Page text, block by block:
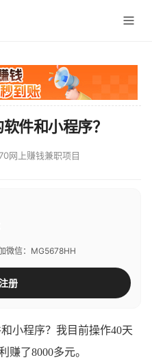
件和小程序？
网上赚钱兼职项目
微信：MG5678HH
册
小程序？我目前操作40天
赚了8000多元。